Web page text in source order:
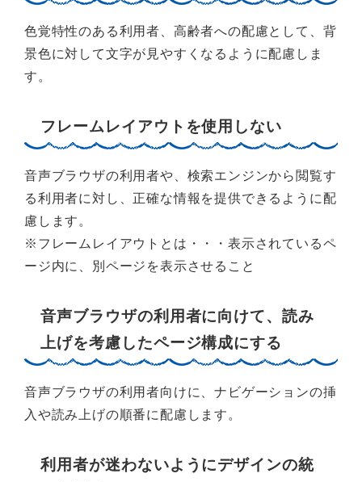
色覚特性のある利用者、高齢者への配慮として、背
景色に対して文字が見やすくなるように配慮しま
す。
フレームレイアウトを使用しない
音声ブラウザの利用者や、検索エンジンから閲覧す
る利用者に対し、正確な情報を提供できるように配
慮します。
※フレームレイアウトとは・・・表示されているペ
ージ内に、別ページを表示させること
音声ブラウザの利用者に向けて、読み
上げを考慮したページ構成にする
音声ブラウザの利用者向けに、ナビゲーションの挿
入や読み上げの順番に配慮します。
利用者が迷わないようにデザインの統